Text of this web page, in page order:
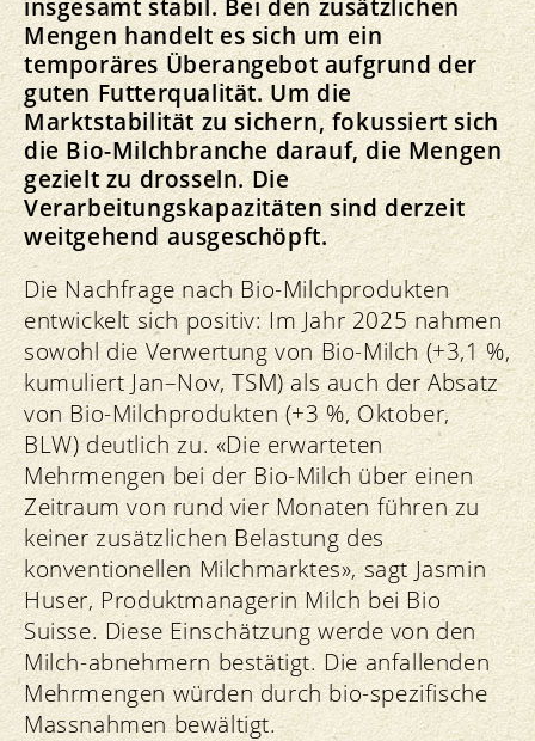
insgesamt stabil. Bei den zusätzlichen
Mengen handelt es sich um ein
temporäres Überangebot aufgrund der
guten Futterqualität. Um die
Marktstabilität zu sichern, fokussiert sich
die Bio-Milchbranche darauf, die Mengen
gezielt zu drosseln. Die
Verarbeitungskapazitäten sind derzeit
weitgehend ausgeschöpft.
Die Nachfrage nach Bio-Milchprodukten
entwickelt sich positiv: Im Jahr 2025 nahmen
sowohl die Verwertung von Bio-Milch (+3,1 %,
kumuliert Jan–Nov, TSM) als auch der Absatz
von Bio-Milchprodukten (+3 %, Oktober,
BLW) deutlich zu. «Die erwarteten
Mehrmengen bei der Bio-Milch über einen
Zeitraum von rund vier Monaten führen zu
keiner zusätzlichen Belastung des
konventionellen Milchmarktes», sagt Jasmin
Huser, Produktmanagerin Milch bei Bio
Suisse. Diese Einschätzung werde von den
Milch-abnehmern bestätigt. Die anfallenden
Mehrmengen würden durch bio-spezifische
Massnahmen bewältigt.